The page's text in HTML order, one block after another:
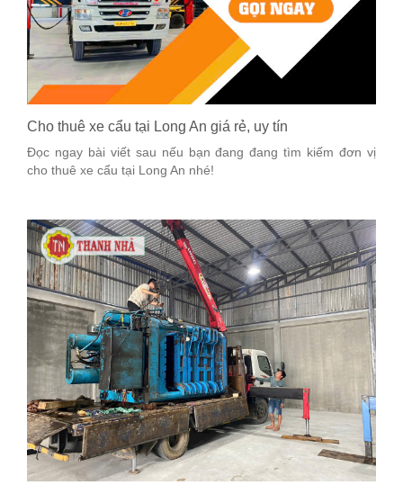
Cho thuê xe cẩu tại Long An giá rẻ, uy tín
Đọc ngay bài viết sau nếu bạn đang đang tìm kiếm đơn vị
cho thuê xe cẩu tại Long An nhé!